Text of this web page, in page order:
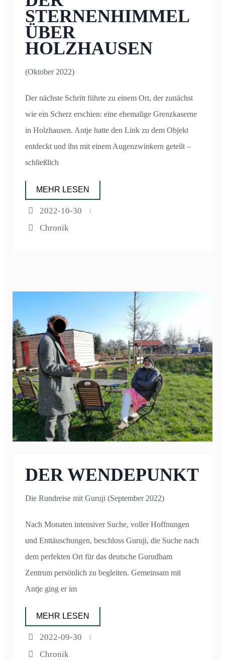
STERNENHIMMEL
ÜBER
HOLZHAUSEN
(Oktober 2022)
Der nächste Schritt führte zu einem Ort, der zunächst
wie ein Scherz erschien: eine ehemalige Grenzkaserne
in Holzhausen. Antje hatte den Link zu dem Objekt
entdeckt und ihn mit einem Augenzwinkern geteilt –
schließlich
MEHR LESEN
2022-10-30
Chronik
DER WENDEPUNKT
Die Rundreise mit Guruji (September 2022)
Nach Monaten intensiver Suche, voller Hoffnungen
und Enttäuschungen, beschloss Guruji, die Suche nach
dem perfekten Ort für das deutsche Gurudham
Zentrum persönlich zu begleiten. Gemeinsam mit
Antje ging er im
MEHR LESEN
2022-09-30
Chronik